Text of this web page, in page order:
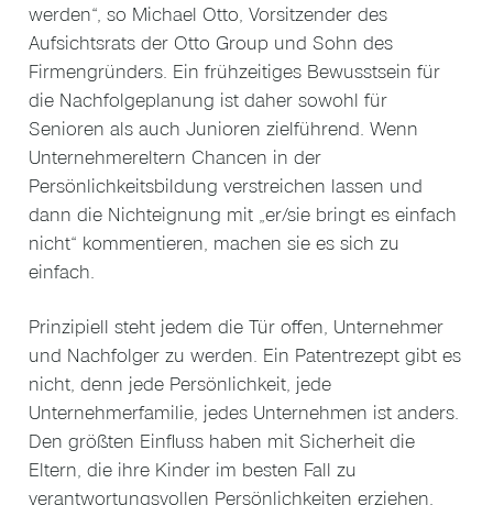
werden“, so Michael Otto, Vorsitzender des
Aufsichtsrats der Otto Group und Sohn des
Firmengründers. Ein frühzeitiges Bewusstsein für
die Nachfolgeplanung ist daher sowohl für
Senioren als auch Junioren zielführend. Wenn
Unternehmereltern Chancen in der
Persönlichkeitsbildung verstreichen lassen und
dann die Nichteignung mit „er/sie bringt es einfach
nicht“ kommentieren, machen sie es sich zu
einfach.
Prinzipiell steht jedem die Tür offen, Unternehmer
und Nachfolger zu werden. Ein Patentrezept gibt es
nicht, denn jede Persönlichkeit, jede
Unternehmerfamilie, jedes Unternehmen ist anders.
Den größten Einfluss haben mit Sicherheit die
Eltern, die ihre Kinder im besten Fall zu
verantwortungsvollen Persönlichkeiten erziehen,